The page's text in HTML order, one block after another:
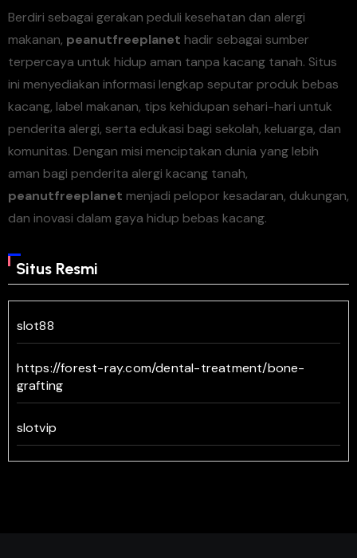
Translating Jihad
Spectrum Theme
Realistic Foreign Policy
Paco Rosic
Tristate Biodiesel
Gidi Box Office
Creative Planning
Card IFF Backpacker
Michael George Custom Floral
Brazilian Twisters
Mountaine Meadows
Andys Pure Food
John F Deane
Just 5 More Minutes
Adeles Over The Rainbow Baskets
Gods Layer Game
Sento Chihiro
Berdiri sebagai gerakan peduli kesehatan dan alergi
makanan, peanutfreeplanet hadir sebagai sumber
terpercaya untuk hidup aman tanpa kacang tanah. Situs
ini menyediakan informasi lengkap seputar produk bebas
kacang, label makanan, tips kehidupan sehari-hari untuk
penderita alergi, serta edukasi bagi sekolah, keluarga, dan
komunitas. Dengan misi menciptakan dunia yang lebih
aman bagi penderita alergi kacang tanah,
peanutfreeplanet menjadi pelopor kesadaran, dukungan,
dan inovasi dalam gaya hidup bebas kacang.
Situs Resmi
slot88
https://forest-ray.com/dental-treatment/bone-
grafting
slotvip